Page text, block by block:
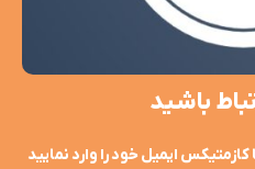
باشید
کازمتیکس ایمیل خود را وارد نمایید